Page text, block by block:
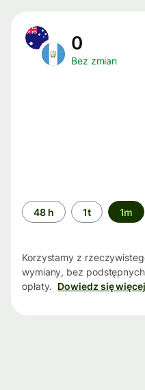
0
Bez zmian
Przedział
czasu
48 h 1t 1m
Korzystamy z
wymiany, bez
opłaty. Dowiedz się więcej